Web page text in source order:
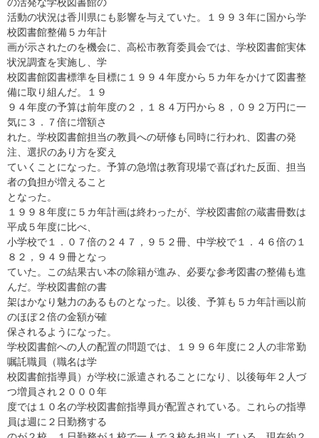
活動の状況は香川県にも影響を与えていた。１９９３年に国から学
校図書館整備５カ年計
画が示されたのを機会に、高松市教育委員会では、学校図書館実体
状況調査を実施し、学
校図書館図書標準を目標に１９９４年度から５カ年をかけて図書整
備に取り組んだ。１９
９４年度の予算は前年度の２，１８４万円から８，０９２万円に一
気に３．７倍に増額さ
れた。学校図書館担当の教員への研修も同時に行われ、図書の発
注、選択のあり方を変え
ていくことになった。予算の急増は教育現場で喜ばれた反面、担当
者の負担が増えること
となった。
１９９８年度に５カ年計画は終わったが、学校図書館の蔵書冊数は
平成５年度に比べ、
小学校で１．０７倍の２４７，９５２冊、中学校で１．４６倍の１
８２，９４９冊となっ
ていた。この結果古い本の除籍が進み、必要な参考図書の整備も進
んだ。学校図書館の書
架はかなり魅力のあるものとなった。以後、予算も５カ年計画以前
のほぼ２倍の金額が確
保されるようになった。
学校図書館への人の配置の問題では、１９９６年度に２人の非常勤
嘱託職員（職名は学
校図書館指導員）が学校に派遣されることになり、以後毎年２人づ
つ増員され２０００年
度では１０名の学校図書館指導員が配置されている。これらの指導
員は週に２日勤務する